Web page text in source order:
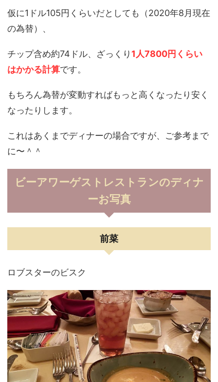
仮に1ドル105円くらいだとしても（2020年8月現在
の為替）、
チップ含め約74ドル、ざっくり 1人7800円くらい
はかかる計算です。
もちろん為替が変動すればもっと高くなったり安く
なったりします。
これはあくまでディナーの場合ですが、ご参考まで
に〜＾＾
ビーアワーゲストレストランのディナ
ーお写真
前菜
ロブスターのビスク